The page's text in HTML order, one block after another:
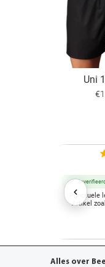
Uni
Punctuele
Artikel
Alles over